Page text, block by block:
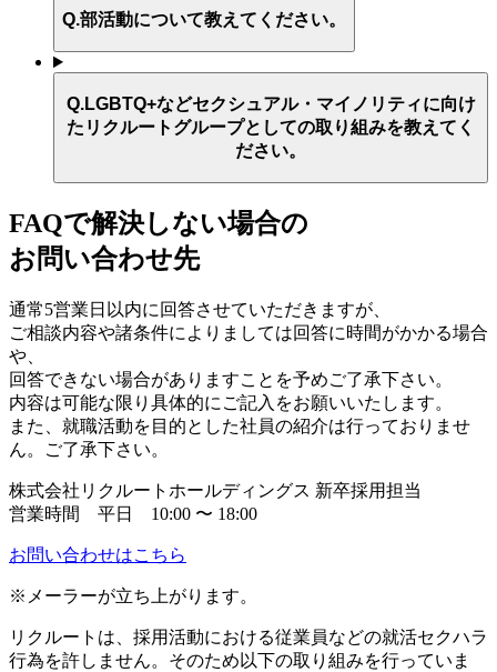
Q.部活動について教えてください。
Q.LGBTQ+などセクシュアル・マイノリティに向け
たリクルートグループとしての取り組みを教えてく
ださい。
FAQで解決しない場合の
お問い合わせ先
通常5営業日以内に回答させていただきますが、
ご相談内容や諸条件によりましては回答に時間がかかる場合
や、
回答できない場合がありますことを予めご了承下さい。
内容は可能な限り具体的にご記入をお願いいたします。
また、就職活動を目的とした社員の紹介は行っておりませ
ん。ご了承下さい。
株式会社リクルートホールディングス 新卒採用担当
営業時間 平日 10:00 〜 18:00
お問い合わせはこちら
※メーラーが立ち上がります。
リクルートは、採用活動における従業員などの就活セクハラ
行為を許しません。そのため以下の取り組みを行っていま